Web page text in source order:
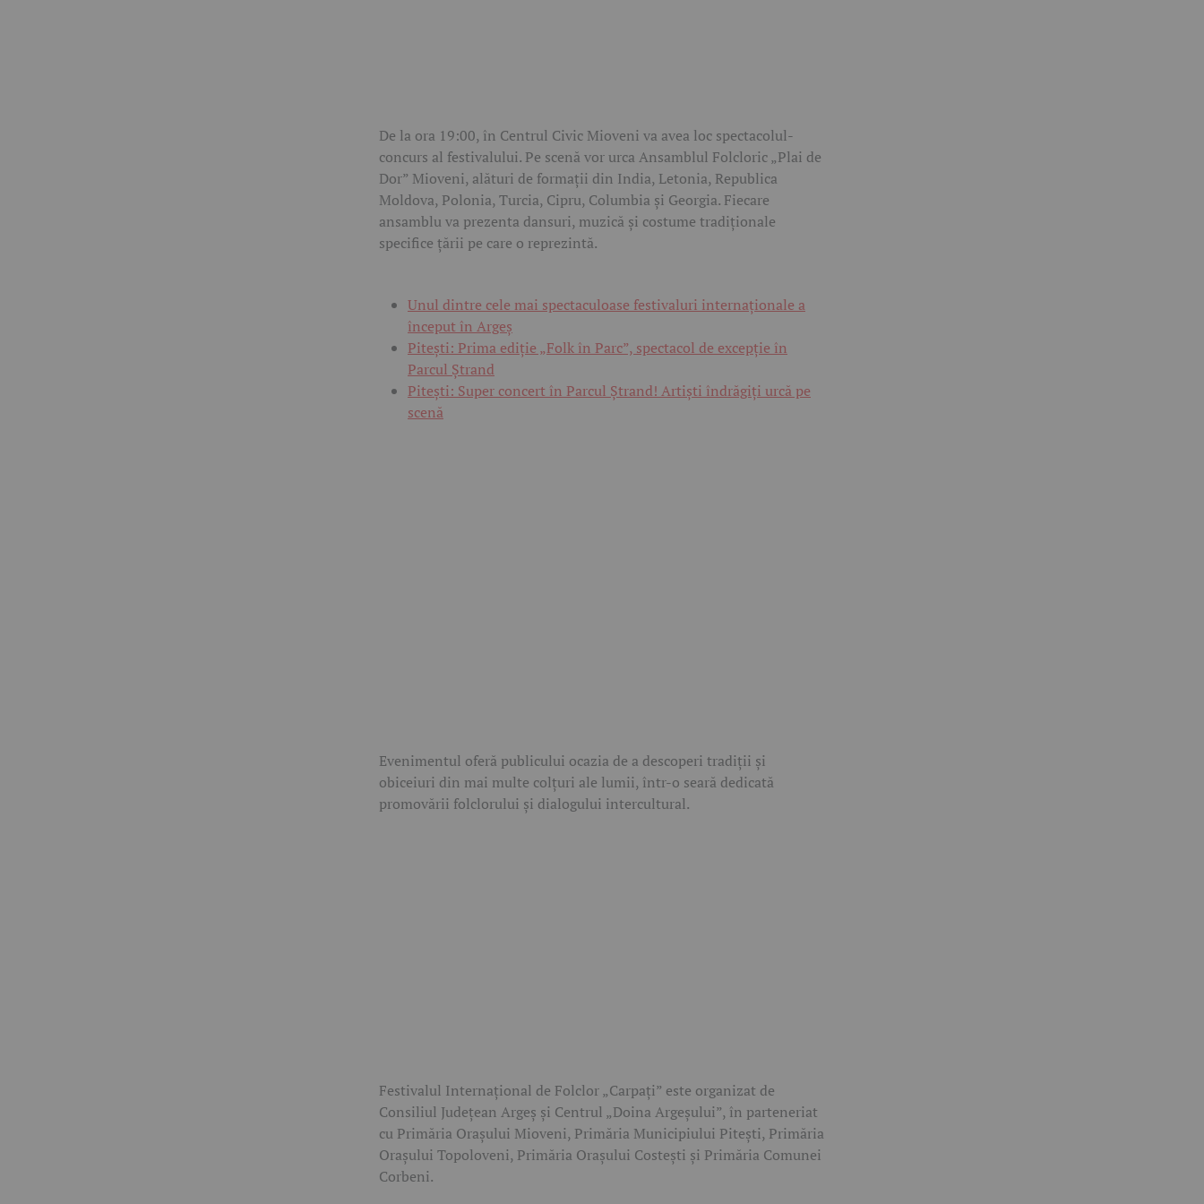
De la ora 19:00, în Centrul Civic Mioveni va avea loc spectacolul-
concurs al festivalului. Pe scenă vor urca Ansamblul Folcloric „Plai de
Dor” Mioveni, alături de formații din India, Letonia, Republica
Moldova, Polonia, Turcia, Cipru, Columbia și Georgia. Fiecare
ansamblu va prezenta dansuri, muzică și costume tradiționale
specifice țării pe care o reprezintă.
Unul dintre cele mai spectaculoase festivaluri internaționale a
început în Argeș
Pitești: Prima ediție „Folk în Parc”, spectacol de excepție în
Parcul Ștrand
Pitești: Super concert în Parcul Ștrand! Artiști îndrăgiți urcă pe
scenă
Evenimentul oferă publicului ocazia de a descoperi tradiții și
obiceiuri din mai multe colțuri ale lumii, într-o seară dedicată
promovării folclorului și dialogului intercultural.
Festivalul Internațional de Folclor „Carpați” este organizat de
Consiliul Județean Argeș și Centrul „Doina Argeșului”, în parteneriat
cu Primăria Orașului Mioveni, Primăria Municipiului Pitești, Primăria
Orașului Topoloveni, Primăria Orașului Costești și Primăria Comunei
Corbeni.